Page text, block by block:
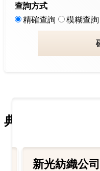
查詢方式
精確查詢
模糊查詢
典藏精華
新光紡織公